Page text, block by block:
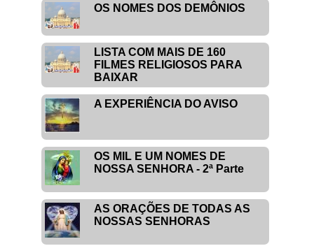
OS NOMES DOS DEMÔNIOS
LISTA COM MAIS DE 160
FILMES RELIGIOSOS PARA
BAIXAR
A EXPERIÊNCIA DO AVISO
OS MIL E UM NOMES DE
NOSSA SENHORA - 2ª Parte
AS ORAÇÕES DE TODAS AS
NOSSAS SENHORAS